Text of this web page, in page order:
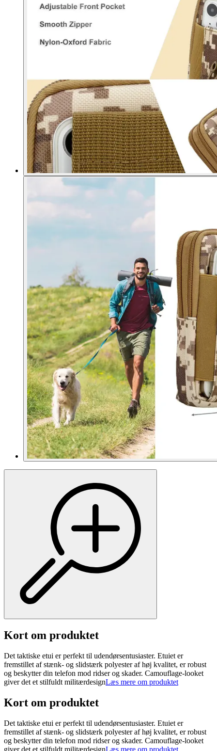
Kort om produktet
Det taktiske etui er perfekt til udendørsentusiaster. Etuiet er
fremstillet af stænk- og slidstærk polyester af høj kvalitet, er robust
og beskytter din telefon mod ridser og skader. Camouflage-looket
giver det et stilfuldt militærdesignLæs mere om produktet
Kort om produktet
Det taktiske etui er perfekt til udendørsentusiaster. Etuiet er
fremstillet af stænk- og slidstærk polyester af høj kvalitet, er robust
og beskytter din telefon mod ridser og skader. Camouflage-looket
giver det et stilfuldt militærdesignLæs mere om produktet